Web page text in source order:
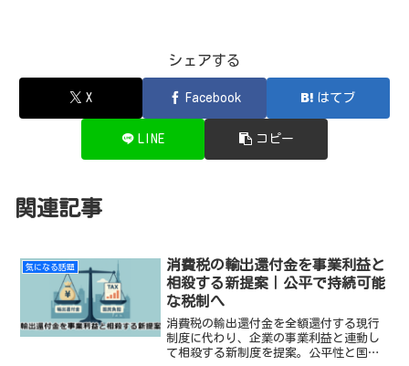
シェアする
X Facebook はてブ
LINE コピー
関連記事
気になる話題
消費税の輸出還付金を事業利益と
相殺する新提案｜公平で持続可能
な税制へ
消費税の輸出還付金を全額還付する現行
制度に代わり、企業の事業利益と連動し
て相殺する新制度を提案。公平性と国際